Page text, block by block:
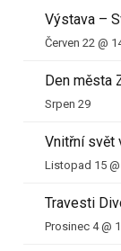
Výstava –
Červen 22 @
Den města
Srpen 29
Vnitřní svět
Listopad 15
Travesti
Prosinec 4 @